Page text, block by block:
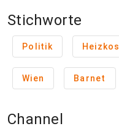
Stichworte
Politik
Wien Barnet
Channel